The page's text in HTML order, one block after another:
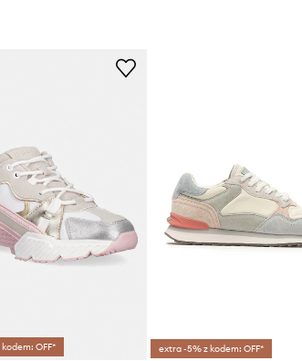
OFF* extra -5% z kodem: OFF*